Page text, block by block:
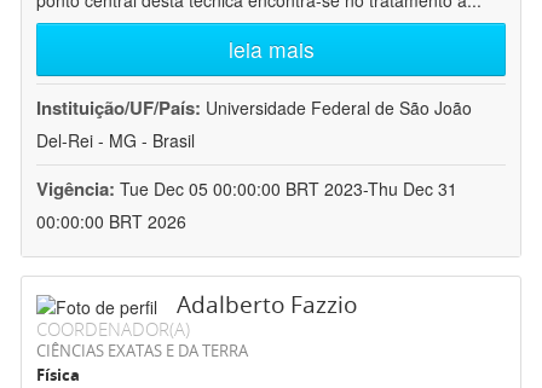
leia mais
Instituição/UF/País: Universidade Federal de São João
Del-Rei - MG - Brasil
Vigência: Tue Dec 05 00:00:00 BRT 2023-Thu Dec 31
00:00:00 BRT 2026
Adalberto Fazzio
COORDENADOR(A)
CIÊNCIAS EXATAS E DA TERRA
Física